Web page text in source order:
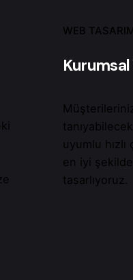
WEB
Kurumsal
uyumlu
en iyi
tasarlıyoruz.